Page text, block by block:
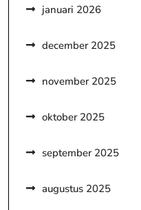
januari 2026
december 2025
november 2025
oktober 2025
september 2025
augustus 2025